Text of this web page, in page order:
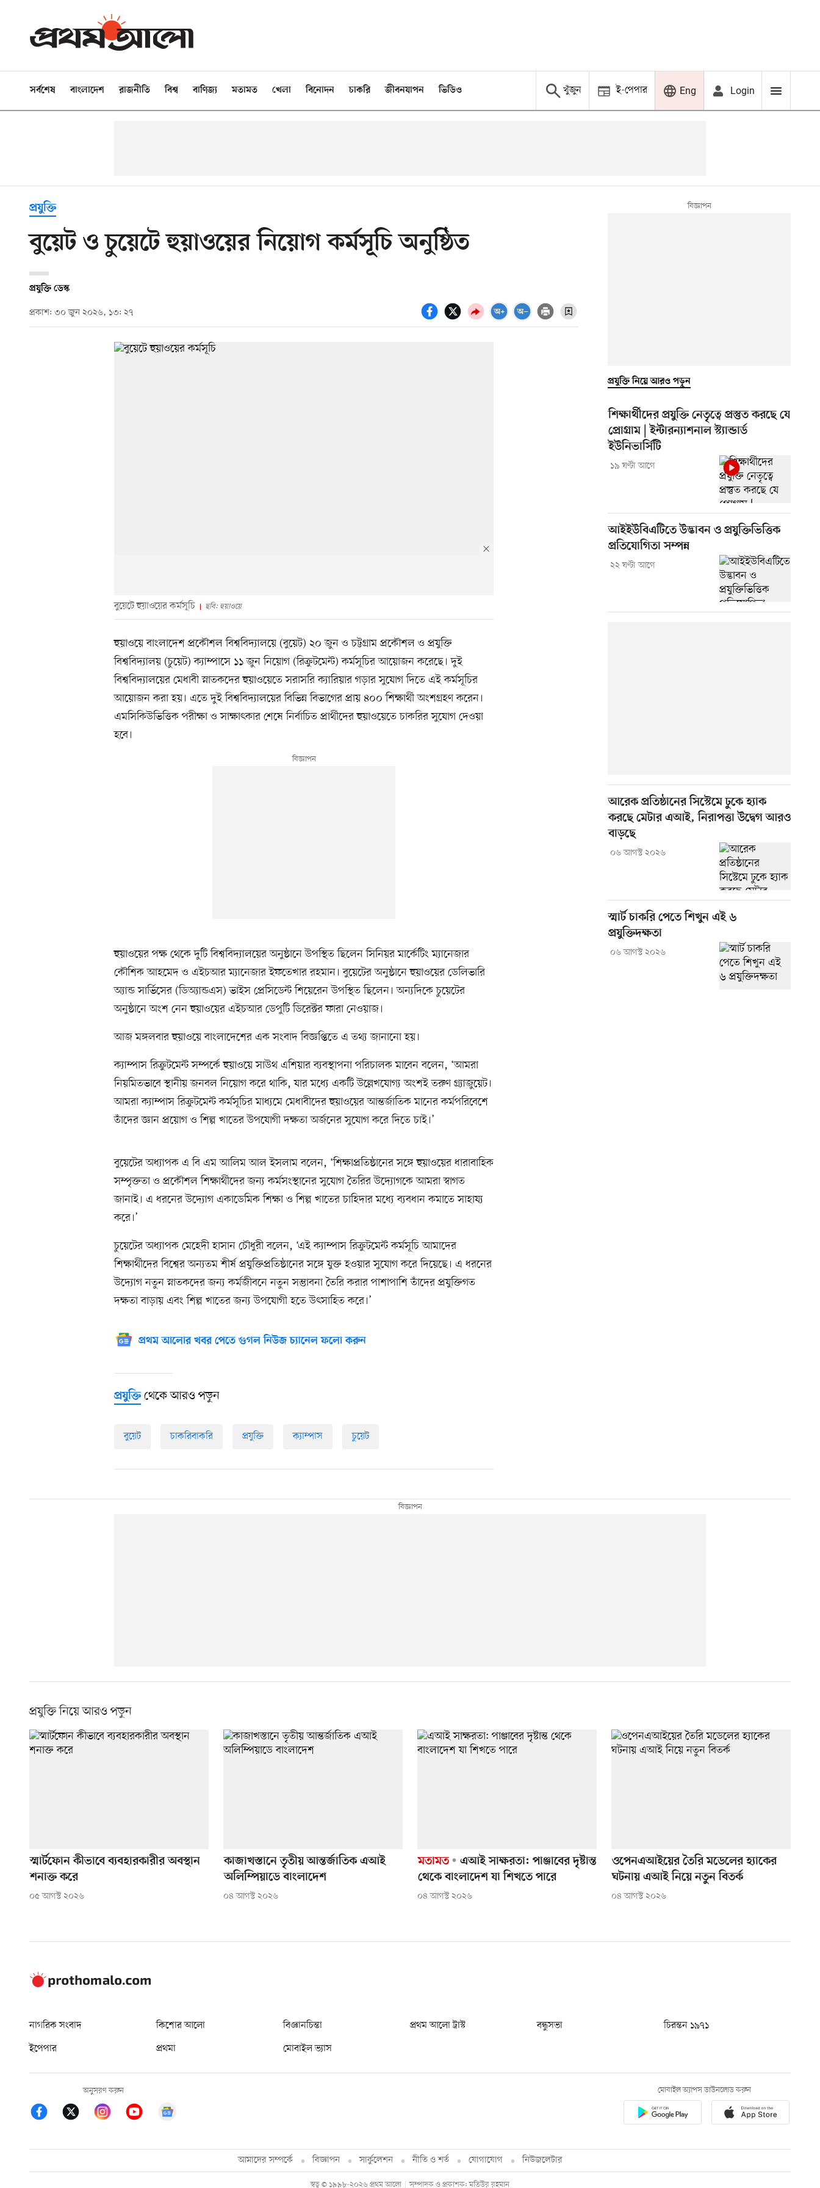
সর্বশেষ বাংলাদেশ রাজনীতি বিশ্ব বাণিজ্য মতামত খেলা বিনোদন চাকরি জীবনযাপন ভিডিও খুঁজুন ই-পেপার Eng Login
প্রযুক্তি
বুয়েট ও চুয়েটে হুয়াওয়ের নিয়োগ কর্মসূচি অনুষ্ঠিত
প্রযুক্তি ডেস্ক
প্রকাশ: ৩০ জুন ২০২৬, ১৩: ২৭
বুয়েটে হুয়াওয়ের কর্মসূচি ছবি: হুয়াওয়ে
হুয়াওয়ে বাংলাদেশ প্রকৌশল বিশ্ববিদ্যালয়ে (বুয়েট) ২০ জুন ও চট্টগ্রাম প্রকৌশল ও প্রযুক্তি
বিশ্ববিদ্যালয় (চুয়েট) ক্যাম্পাসে ১১ জুন নিয়োগ (রিক্রুটমেন্ট) কর্মসূচির আয়োজন করেছে। দুই
বিশ্ববিদ্যালয়ের মেধাবী স্নাতকদের হুয়াওয়েতে সরাসরি ক্যারিয়ার গড়ার সুযোগ দিতে এই কর্মসূচির
আয়োজন করা হয়। এতে দুই বিশ্ববিদ্যালয়ের বিভিন্ন বিভাগের প্রায় ৪০০ শিক্ষার্থী অংশগ্রহণ করেন।
এমসিকিউভিত্তিক পরীক্ষা ও সাক্ষাৎকার শেষে নির্বাচিত প্রার্থীদের হুয়াওয়েতে চাকরির সুযোগ দেওয়া
হবে।
হুয়াওয়ের পক্ষ থেকে দুটি বিশ্ববিদ্যালয়ের অনুষ্ঠানে উপস্থিত ছিলেন সিনিয়র মার্কেটিং ম্যানেজার
কৌশিক আহমেদ ও এইচআর ম্যানেজার ইফতেখার রহমান। বুয়েটের অনুষ্ঠানে হুয়াওয়ের ডেলিভারি
অ্যান্ড সার্ভিসের (ডিঅ্যান্ডএস) ভাইস প্রেসিডেন্ট শিয়েরেন উপস্থিত ছিলেন। অন্যদিকে চুয়েটের
অনুষ্ঠানে অংশ নেন হুয়াওয়ের এইচআর ডেপুটি ডিরেক্টর ফারা নেওয়াজ।
আজ মঙ্গলবার হুয়াওয়ে বাংলাদেশের এক সংবাদ বিজ্ঞপ্তিতে এ তথ্য জানানো হয়।
ক্যাম্পাস রিক্রুটমেন্ট সম্পর্কে হুয়াওয়ে সাউথ এশিয়ার ব্যবস্থাপনা পরিচালক মাবেন বলেন, ‘আমরা
নিয়মিতভাবে স্থানীয় জনবল নিয়োগ করে থাকি, যার মধ্যে একটি উল্লেখযোগ্য অংশই তরুণ গ্র্যাজুয়েট।
আমরা ক্যাম্পাস রিক্রুটমেন্ট কর্মসূচির মাধ্যমে মেধাবীদের হুয়াওয়ের আন্তর্জাতিক মানের কর্মপরিবেশে
তাঁদের জ্ঞান প্রয়োগ ও শিল্প খাতের উপযোগী দক্ষতা অর্জনের সুযোগ করে দিতে চাই।’
বুয়েটের অধ্যাপক এ বি এম আলিম আল ইসলাম বলেন, ‘শিক্ষাপ্রতিষ্ঠানের সঙ্গে হুয়াওয়ের ধারাবাহিক
সম্পৃক্ততা ও প্রকৌশল শিক্ষার্থীদের জন্য কর্মসংস্থানের সুযোগ তৈরির উদ্যোগকে আমরা স্বাগত
জানাই। এ ধরনের উদ্যোগ একাডেমিক শিক্ষা ও শিল্প খাতের চাহিদার মধ্যে ব্যবধান কমাতে সাহায্য
করে।’
চুয়েটের অধ্যাপক মেহেদী হাসান চৌধুরী বলেন, ‘এই ক্যাম্পাস রিক্রুটমেন্ট কর্মসূচি আমাদের
শিক্ষার্থীদের বিশ্বের অন্যতম শীর্ষ প্রযুক্তিপ্রতিষ্ঠানের সঙ্গে যুক্ত হওয়ার সুযোগ করে দিয়েছে। এ ধরনের
উদ্যোগ নতুন স্নাতকদের জন্য কর্মজীবনে নতুন সম্ভাবনা তৈরি করার পাশাপাশি তাঁদের প্রযুক্তিগত
দক্ষতা বাড়ায় এবং শিল্প খাতের জন্য উপযোগী হতে উৎসাহিত করে।’
প্রথম আলোর খবর পেতে গুগল নিউজ চ্যানেল ফলো করুন
প্রযুক্তি থেকে আরও পড়ুন
বুয়েট চাকরিবাকরি প্রযুক্তি ক্যাম্পাস চুয়েট
প্রযুক্তি নিয়ে আরও পড়ুন
শিক্ষার্থীদের প্রযুক্তি নেতৃত্বে প্রস্তুত করছে যে
প্রোগ্রাম | ইন্টারন্যাশনাল স্ট্যান্ডার্ড
ইউনিভার্সিটি
১৯ ঘণ্টা আগে
আইইউবিএটিতে উদ্ভাবন ও প্রযুক্তিভিত্তিক
প্রতিযোগিতা সম্পন্ন
২২ ঘণ্টা আগে
আরেক প্রতিষ্ঠানের সিস্টেমে ঢুকে হ্যাক
করছে মেটার এআই, নিরাপত্তা উদ্বেগ আরও
বাড়ছে
০৬ আগস্ট ২০২৬
স্মার্ট চাকরি পেতে শিখুন এই ৬
প্রযুক্তিদক্ষতা
০৬ আগস্ট ২০২৬
প্রযুক্তি নিয়ে আরও পড়ুন
স্মার্টফোন কীভাবে ব্যবহারকারীর অবস্থান
শনাক্ত করে
০৫ আগস্ট ২০২৬
কাজাখস্তানে তৃতীয় আন্তর্জাতিক এআই
অলিম্পিয়াডে বাংলাদেশ
০৪ আগস্ট ২০২৬
মতামত
এআই সাক্ষরতা: পাঞ্জাবের দৃষ্টান্ত
থেকে বাংলাদেশ যা শিখতে পারে
০৪ আগস্ট ২০২৬
ওপেনএআইয়ের তৈরি মডেলের হ্যাকের
ঘটনায় এআই নিয়ে নতুন বিতর্ক
০৪ আগস্ট ২০২৬
নাগরিক সংবাদ কিশোর আলো বিজ্ঞানচিন্তা প্রথম আলো ট্রাস্ট বন্ধুসভা
চিরন্তন ১৯৭১
ইপেপার
প্রথমা মোবাইল ভ্যাস
অনুসরণ করুন মোবাইল অ্যাপস ডাউনলোড করুন
আমাদের সম্পর্কে বিজ্ঞাপন সার্কুলেশন নীতি ও শর্ত যোগাযোগ নিউজলেটার
স্বত্ব © ১৯৯৮-২০২৬ প্রথম আলো সম্পাদক ও প্রকাশক: মতিউর রহমান